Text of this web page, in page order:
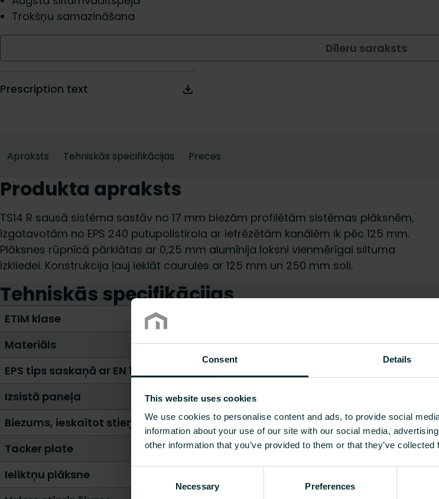
Consent Details
This website uses cookies
We use cookies to personalise content and ads, to provide social
information about your use of our site with our social media,
other information that you’ve provided to them or that they’ve
Necessary Preferences
Trokšņu samazināšana
Dīleru saraksts
Prescription text
Apraksts Tehniskās specifikācijas Preces
Produkta apraksts
TS14 R sausā sistēma sastāv no 17 mm biezām profilētām sistēmas plāksnēm,
izgatavotām no EPS 240 putupolistirola ar iefrēzētām kanālēm ik pēc 125 mm.
Plāksnes rūpnīcā pārklātas ar 0,25 mm alumīnija loksni vienmērīgai siltuma
izkliedei. Konstrukcija ļauj ieklāt caurules ar 125 mm un 250 mm soli.
Tehniskās specifikācijas
ETIM klase
Materiāls
Polistirols
EPS tips saskaņā ar EN 13163
Izsistā paneļa
Biezums, ieskaitot stieņus [mm]
17
Tacker plate
Nē
Ieliktņu plāksne